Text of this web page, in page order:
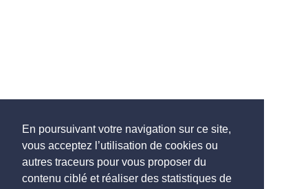
En poursuivant votre navigation sur ce site,
vous acceptez l’utilisation de cookies ou
autres traceurs pour vous proposer du
contenu ciblé et réaliser des statistiques de